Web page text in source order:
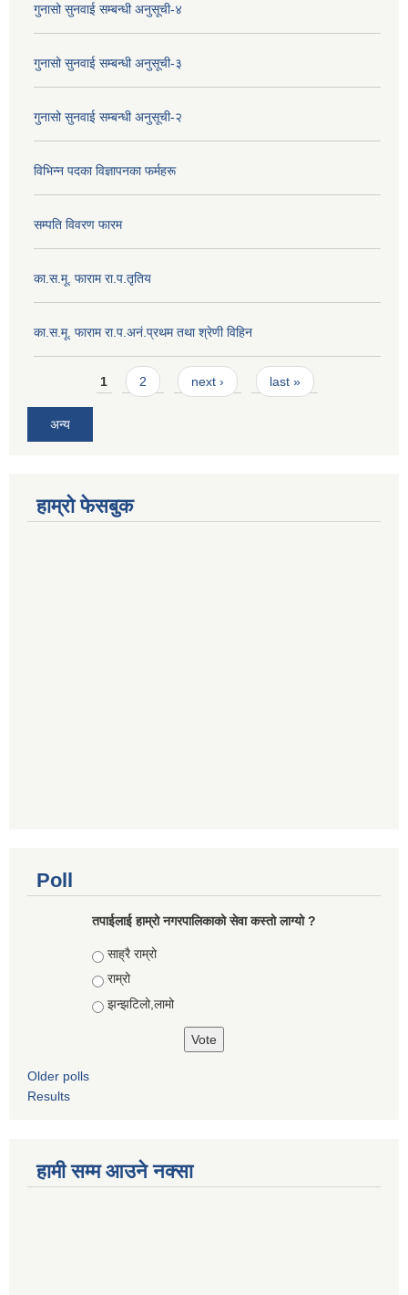
गुनासो सुनवाई सम्बन्धी अनुसूची-४
गुनासो सुनवाई सम्बन्धी अनुसूची-३
गुनासो सुनवाई सम्बन्धी अनुसूची-२
विभिन्न पदका विज्ञापनका फर्महरू
सम्पति विवरण फारम
का.स.मू. फाराम रा.प.तृतिय
का.स.मू. फाराम रा.प.अनं.प्रथम तथा श्रेणी विहिन
Pages1 2 next › last »
अन्य
हाम्रो फेसबुक
Poll
तपाईलाई हाम्रो नगरपालिकाको सेवा कस्तो लाग्यो ?
Choices
साह्रै राम्रो
राम्रो
झन्झटिलो,लामो
Older polls
Results
हामी सम्म आउने नक्सा